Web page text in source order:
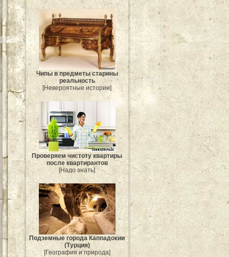
Чипы в предметы старины
реальность
[Невероятные истории]
Проверяем чистоту квартиры
после квартирантов
[Надо знать]
Подземные города Каппадокии
(Турция)
[География и природа]